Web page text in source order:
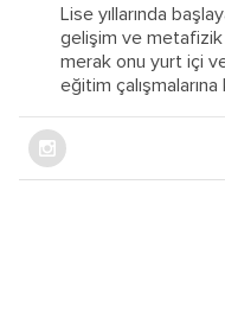
Lise yıllarında
gelişim ve metafizik
merak onu yurt içi
eğitim çalışmalarına